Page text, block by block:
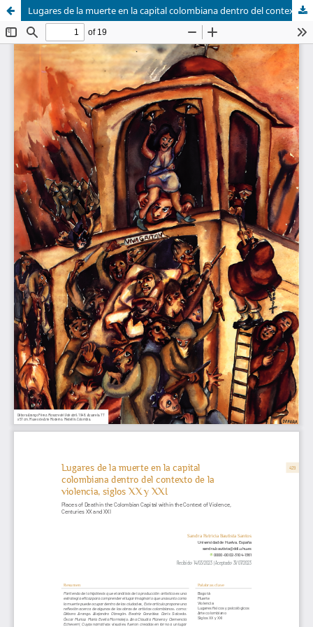
Lugares de la muerte en la capital colombiana dentro del contexto de la violencia, siglos XX y XXI.